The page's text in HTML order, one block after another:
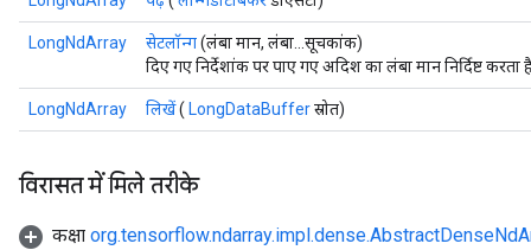
LongNdArray सेटलॉन्ग(लंबा मान, लंबा...सूचकांक)
दिए गए निर्देशांक पर पाए गए अदिश का लंबा मान निर्दिष्ट करता
LongNdArray लिखें( LongDataBufferस्रोत)
विरासत में मिले तरीके
कक्षा